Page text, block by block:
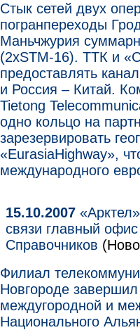
Стык сетей двух
погранпереходы
Маньчжурия
(2хSTM-16). ТТК и
предоставлять
и Россия – Китай.
Tietong
одно кольцо на
зарезервировать
«EurasiaHighway»,
международного
15.10.2007
связи главный
Справочников
Филиал
Новгороде
междугородной и
Национального